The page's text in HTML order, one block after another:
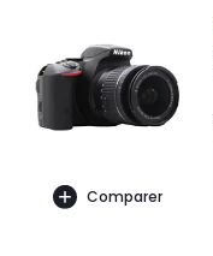
Comparer